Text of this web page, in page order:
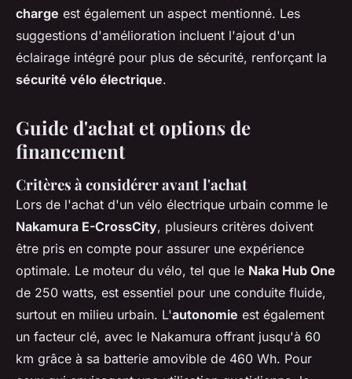
charge est également un aspect mentionné. Les
suggestions d'amélioration incluent l'ajout d'un
éclairage intégré pour plus de sécurité, renforçant la
sécurité vélo électrique.
Guide d'achat et options de
financement
Critères à considérer avant l'achat
Lors de l'achat d'un vélo électrique urbain comme le
Nakamura E-CrossCity, plusieurs critères doivent
être pris en compte pour assurer une expérience
optimale. Le moteur du vélo, tel que le Naka Hub One
de 250 watts, est essentiel pour une conduite fluide,
surtout en milieu urbain. L'autonomie est également
un facteur clé, avec le Nakamura offrant jusqu'à 60
km grâce à sa batterie amovible de 460 Wh. Pour